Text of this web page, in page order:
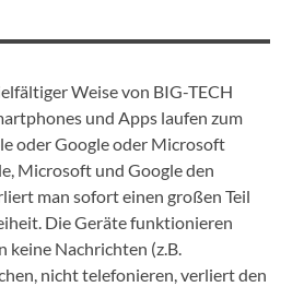
Weise von BIG-TECH
und Apps laufen zum
oder Google oder Microsoft
Microsoft und Google den
man sofort einen großen Teil
Die Geräte funktionieren
keine Nachrichten (z.B.
nicht telefonieren, verliert den